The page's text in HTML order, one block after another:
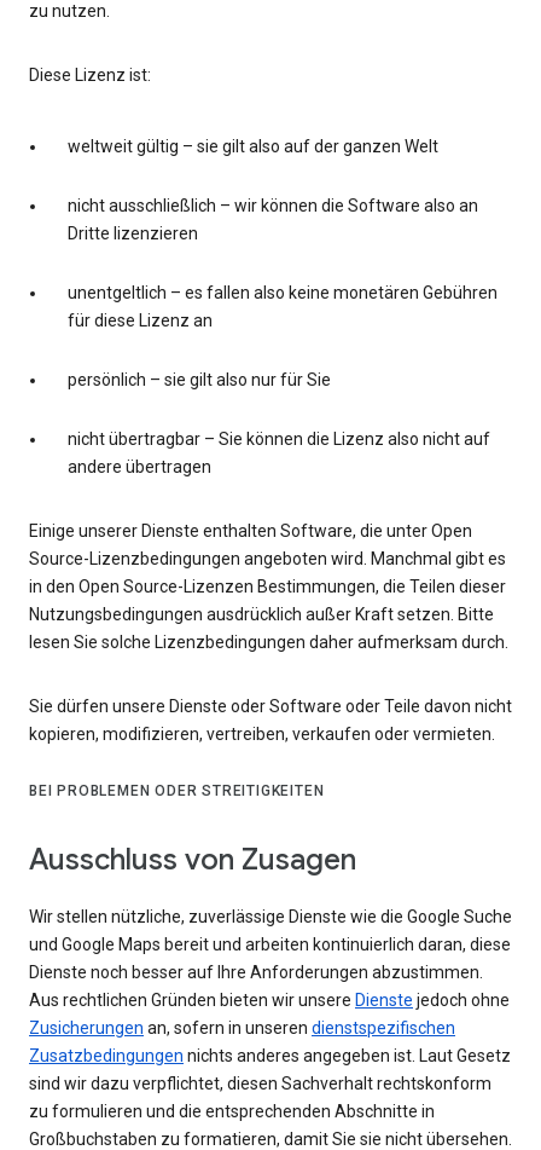
zu nutzen.
Diese Lizenz ist:
weltweit gültig – sie gilt also auf der ganzen Welt
nicht ausschließlich – wir können die Software also an
Dritte lizenzieren
unentgeltlich – es fallen also keine monetären Gebühren
für diese Lizenz an
persönlich – sie gilt also nur für Sie
nicht übertragbar – Sie können die Lizenz also nicht auf
andere übertragen
Einige unserer Dienste enthalten Software, die unter Open
Source-Lizenzbedingungen angeboten wird. Manchmal gibt es
in den Open Source-Lizenzen Bestimmungen, die Teilen dieser
Nutzungsbedingungen ausdrücklich außer Kraft setzen. Bitte
lesen Sie solche Lizenzbedingungen daher aufmerksam durch.
Sie dürfen unsere Dienste oder Software oder Teile davon nicht
kopieren, modifizieren, vertreiben, verkaufen oder vermieten.
BEI PROBLEMEN ODER STREITIGKEITEN
Ausschluss von Zusagen
Wir stellen nützliche, zuverlässige Dienste wie die Google Suche
und Google Maps bereit und arbeiten kontinuierlich daran, diese
Dienste noch besser auf Ihre Anforderungen abzustimmen.
Aus rechtlichen Gründen bieten wir unsere Dienste jedoch ohne
Zusicherungen an, sofern in unseren dienstspezifischen
Zusatzbedingungen nichts anderes angegeben ist. Laut Gesetz
sind wir dazu verpflichtet, diesen Sachverhalt rechtskonform
zu formulieren und die entsprechenden Abschnitte in
Großbuchstaben zu formatieren, damit Sie sie nicht übersehen.